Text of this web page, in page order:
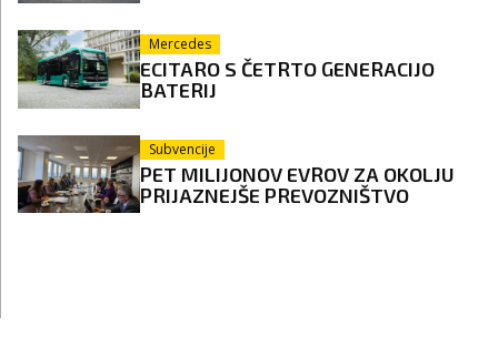
Mercedes
ECITARO S ČETRTO GENERACIJO
BATERIJ
Subvencije
PET MILIJONOV EVROV ZA OKOLJU
PRIJAZNEJŠE PREVOZNIŠTVO